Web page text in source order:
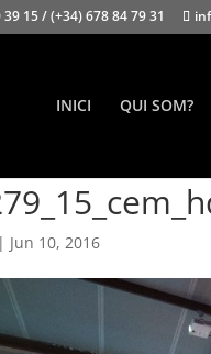
15 / (+34) 678 84 79 31
INICI QUI SOM?
| Jun 10, 2016